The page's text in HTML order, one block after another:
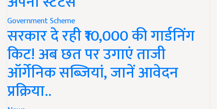
Government Scheme
सरकार दे रही ₹10,000 की गार्डनिंग
किट! अब छत पर उगाएं ताजी
ऑर्गेनिक सब्जियां, जानें आवेदन
प्रक्रिया..